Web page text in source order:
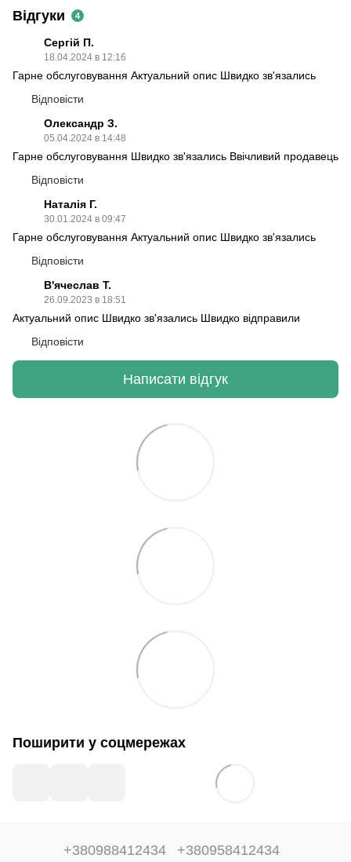
Відгуки 4
Сергій П.
18.04.2024 в 12:16
Гарне обслуговування Актуальний опис Швидко зв'язались
Відповісти
Олександр З.
05.04.2024 в 14:48
Гарне обслуговування Швидко зв'язались Ввічливий продавець
Відповісти
Наталія Г.
30.01.2024 в 09:47
Гарне обслуговування Актуальний опис Швидко зв'язались
Відповісти
В'ячеслав Т.
26.09.2023 в 18:51
Актуальний опис Швидко зв'язались Швидко відправили
Відповісти
Написати відгук
Поширити у соцмережах
+380988412434 +380958412434